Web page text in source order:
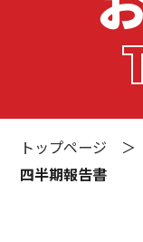
トップページ ＞
四半期報告書